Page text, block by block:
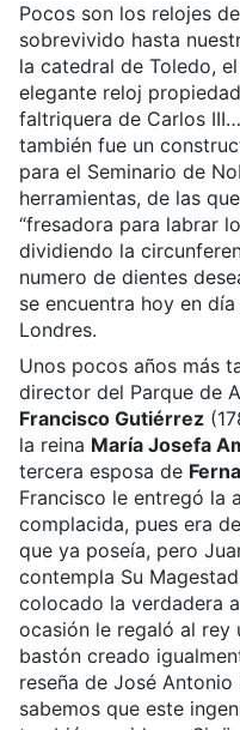
Pocos son los relojes
sobrevivido hasta
la catedral de Toledo,
elegante reloj
faltriquera de Carlos
también fue un
para el Seminario de
herramientas, de las
“fresadora para labrar
dividiendo la
numero de dientes
se encuentra hoy en día
Londres.
Unos pocos años más
director del Parque de
Francisco Gutiérrez
la reina María Josefa
tercera esposa de
Francisco le entregó la
complacida, pues era
que ya poseía, pero
contempla Su
colocado la verdadera
ocasión le regaló al rey
bastón creado
reseña de José
sabemos que este